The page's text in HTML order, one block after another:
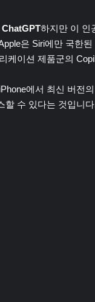
하지만 이 인
은 Siri에만 국한
케이션 제품군의
에서 최신 버전
할 수 있다는 것입니